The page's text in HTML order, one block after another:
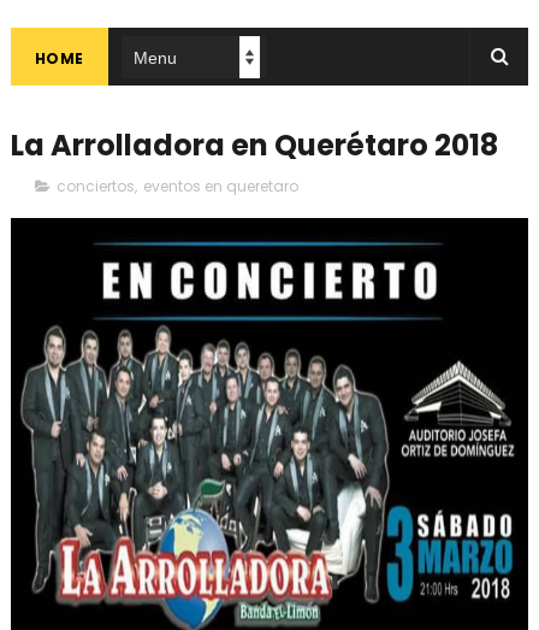
HOME
La Arrolladora en Querétaro 2018
conciertos, eventos en queretaro